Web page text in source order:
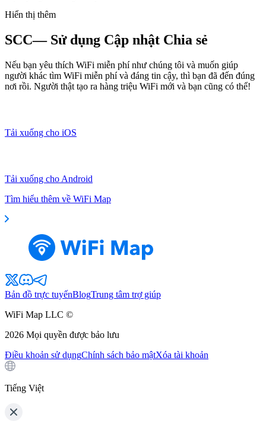
Hiển thị thêm
SCC— Sử dụng Cập nhật Chia sẻ
Nếu bạn yêu thích WiFi miễn phí như chúng tôi và muốn giúp
người khác tìm WiFi miễn phí và đáng tin cậy, thì bạn đã đến đúng
nơi rồi. Người thật tạo ra hàng triệu WiFi mới và bạn cũng có thể!
Tải xuống cho iOS
Tải xuống cho Android
Tìm hiểu thêm về WiFi Map
Bản đồ trực tuyếnBlogTrung tâm trợ giúp
WiFi Map LLC ©
2026 Mọi quyền được bảo lưu
Điều khoản sử dụngChính sách bảo mậtXóa tài khoản
Tiếng Việt